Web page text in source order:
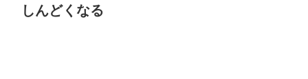
しんどくなる